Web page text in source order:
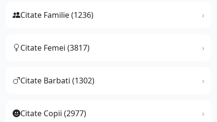
Citate Familie (1236)
Citate Femei (3817)
Citate Barbati (1302)
Citate Copii (2977)